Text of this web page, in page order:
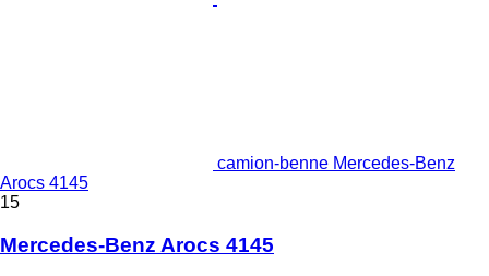
camion-benne Mercedes-Benz
Arocs 4145
15
Mercedes-Benz Arocs 4145